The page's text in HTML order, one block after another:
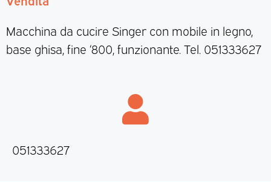
Macchina da cucire Singer con mobile in legno,
base ghisa, fine ‘800, funzionante. Tel. 051333627
051333627